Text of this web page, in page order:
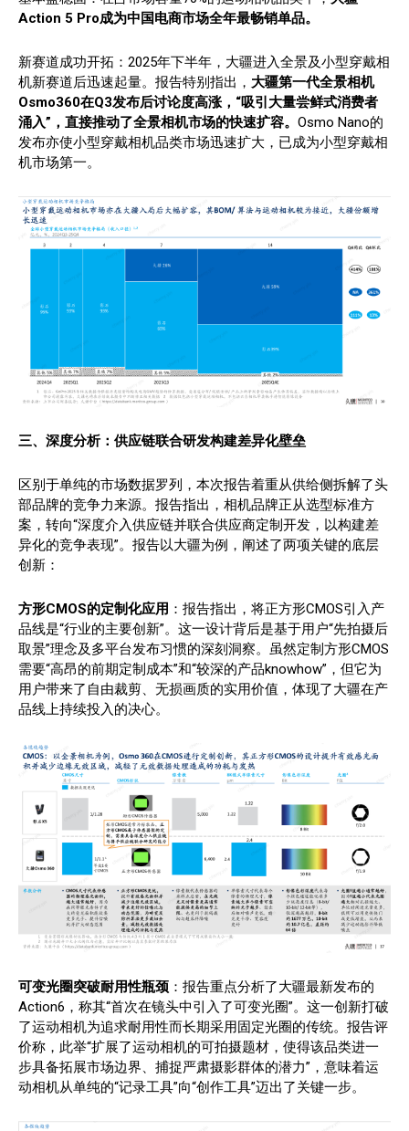
Action 5 Pro成为中国电商市场全年最畅销单品。
新赛道成功开拓：2025年下半年，大疆进入全景及小型穿戴相
机新赛道后迅速起量。报告特别指出， 大疆第一代全景相机
Osmo360在Q3发布后讨论度高涨，“吸引大量尝鲜式消费者
涌入”，直接推动了全景相机市场的快速扩容。 Osmo Nano的
发布亦使小型穿戴相机品类市场迅速扩大，已成为小型穿戴相
机市场第一。
三、 深度分析：供应链联合研发构建差异化壁垒
区别于单纯的市场数据罗列，本次报告着重从供给侧拆解了头
部品牌的竞争力来源。报告指出，相机品牌正从选型标准方
案，转向“深度介入供应链并联合供应商定制开发，以构建差
异化的竞争表现”。报告以大疆为例，阐述了两项关键的底层
创新：
方形CMOS的定制化应用 ：报告指出，将正方形CMOS引入产
品线是“行业的主要创新”。这一设计背后是基于用户“先拍摄后
取景”理念及多平台发布习惯的深刻洞察。虽然定制方形CMOS
需要“高昂的前期定制成本”和“较深的产品knowhow”，但它为
用户带来了自由裁剪、无损画质的实用价值，体现了大疆在产
品线上持续投入的决心。
可变光圈突破耐用性瓶颈 ：报告重点分析了大疆最新发布的
Action6，称其“首次在镜头中引入了可变光圈”。这一创新打破
了运动相机为追求耐用性而长期采用固定光圈的传统。报告评
价称，此举“扩展了运动相机的可拍摄题材，使得该品类进一
步具备拓展市场边界、捕捉严肃摄影群体的潜力”，意味着运
动相机从单纯的“记录工具”向“创作工具”迈出了关键一步。